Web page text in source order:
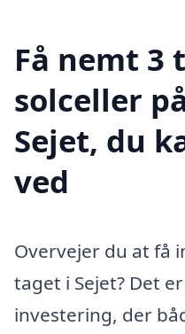
Få nemt 3
solceller
Sejet, du
ved
Overvejer du at få
taget i Sejet? Det
investering, der